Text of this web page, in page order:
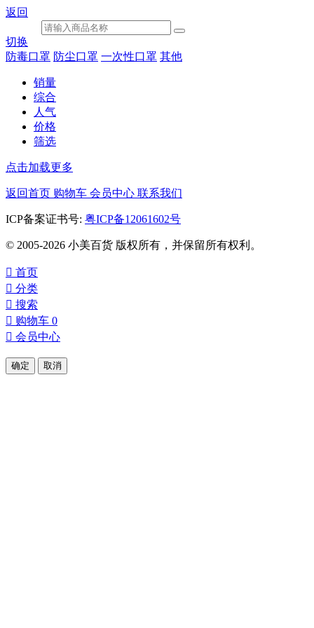
返回
切换
防毒口罩 防尘口罩 一次性口罩 其他
销量
综合
人气
价格
筛选
点击加载更多
返回首页 购物车 会员中心 联系我们
ICP备案证书号: 粤ICP备12061602号
© 2005-2026 小美百货 版权所有，并保留所有权利。
 首页
 分类
 搜索
 购物车 0
 会员中心
确定 取消